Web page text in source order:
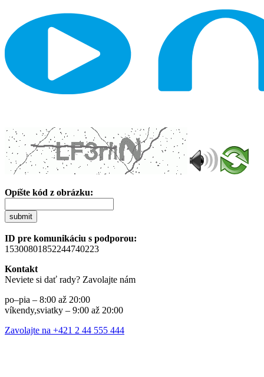
Opíšte kód z obrázku:
submit
ID pre komunikáciu s podporou:
15300801852244740223
Kontakt
Neviete si dať rady? Zavolajte nám
po–pia – 8:00 až 20:00
víkendy,sviatky – 9:00 až 20:00
Zavolajte na +421 2 44 555 444